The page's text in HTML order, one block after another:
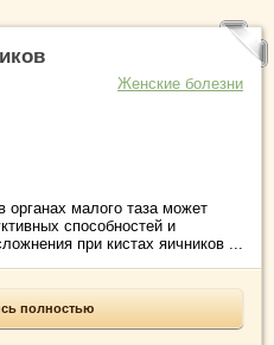
Женские болезни
органах малого таза может
способностей и
при кистах яичников ...
полностью